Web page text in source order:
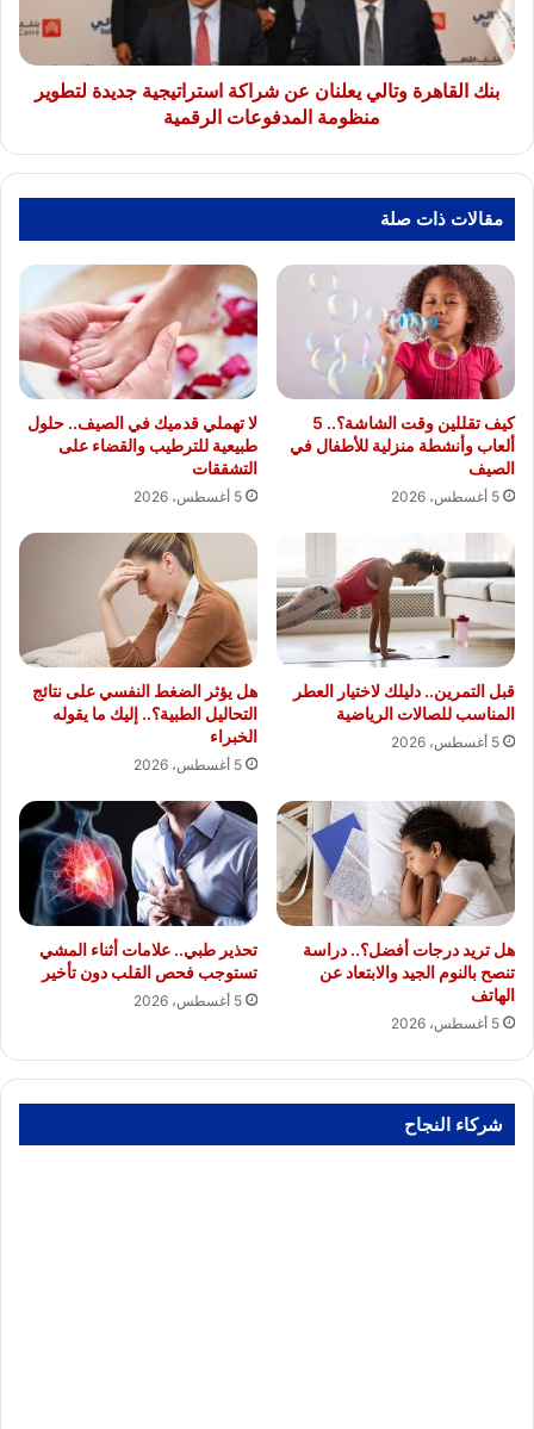
استراتيجية
جديدة
لتطوير
منظومة
بنك القاهرة وتالي يعلنان عن شراكة استراتيجية جديدة لتطوير
منظومة المدفوعات الرقمية
مقالات ذات صلة
كيف تقللين وقت الشاشة؟.. 5
ألعاب وأنشطة منزلية للأطفال في
الصيف
5 أغسطس، 2026
لا تهملي قدميك في الصيف.. حلول
طبيعية للترطيب والقضاء على
التشققات
5 أغسطس، 2026
قبل التمرين.. دليلك لاختيار العطر
المناسب للصالات الرياضية
5 أغسطس، 2026
هل يؤثر الضغط النفسي على نتائج
التحاليل الطبية؟.. إليك ما يقوله
الخبراء
5 أغسطس، 2026
هل تريد درجات أفضل؟.. دراسة
تنصح بالنوم الجيد والابتعاد عن
الهاتف
5 أغسطس، 2026
تحذير طبي.. علامات أثناء المشي
تستوجب فحص القلب دون تأخير
5 أغسطس، 2026
شركاء النجاح